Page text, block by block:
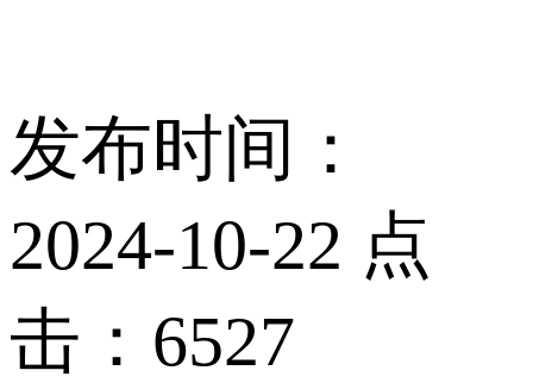
发布时间：
2024-10-22 点
击：6527